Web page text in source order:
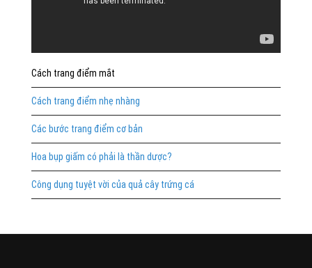
Cách trang điểm mắt
Cách trang điểm nhẹ nhàng
Các bước trang điểm cơ bản
Hoa bụp giấm có phải là thần dược?
Công dụng tuyệt vời của quả cây trứng cá